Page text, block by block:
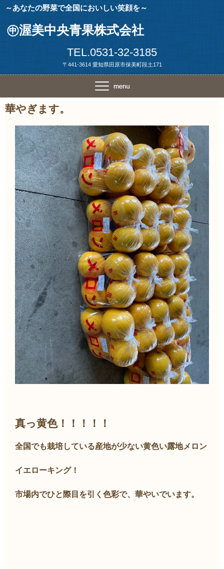
～あなたの野菜で全国においしい笑顔を～
㊥渥美中央青果株式会社
TEL.0531-32-3185
〒441-3614 愛知県田原市保美町段土171
華やぎます。
真っ黄色！！！！！
全国でも栽培している産地が少ない黄色い露地メロン
イエローキング！
市場内でひと際目を引く色彩で、華やいでいます。